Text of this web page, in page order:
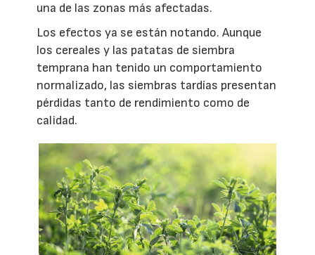
una de las zonas más afectadas.
Los efectos ya se están notando. Aunque
los cereales y las patatas de siembra
temprana han tenido un comportamiento
normalizado, las siembras tardías presentan
pérdidas tanto de rendimiento como de
calidad.